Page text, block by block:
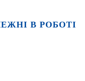
В РОБОТІ